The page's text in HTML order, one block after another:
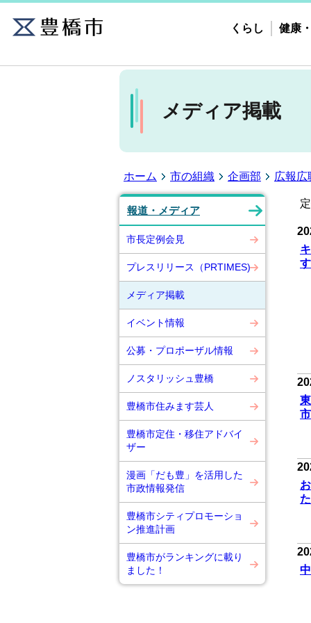
くらし 健康
メディア掲載
ホーム 市の組織 企画部 広報広
報道・メディア
市長定例会見
プレスリリース（PRTIMES)
メディア掲載
イベント情報
公募・プロポーザル情報
ノスタリッシュ豊橋
豊橋市住みます芸人
豊橋市定住・移住アドバイ
ザー
漫画「だも豊」を活用した
市政情報発信
豊橋市シティプロモーショ
ン推進計画
豊橋市がランキングに載り
ました！